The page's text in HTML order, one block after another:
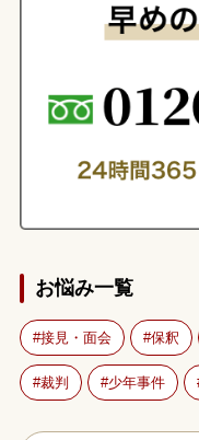
お悩み一覧
接見・面会 保釈
裁判 少年事件